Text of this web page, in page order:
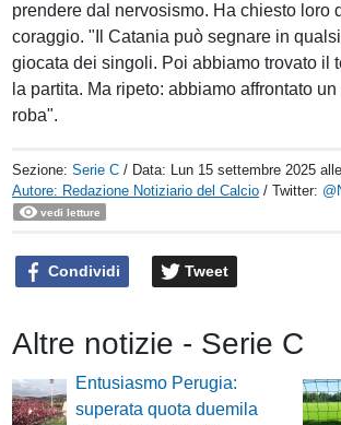
prendere dal nervosismo. Ha chiesto loro
coraggio. "Il Catania può segnare in
giocata dei singoli. Poi abbiamo trovato il
la partita. Ma ripeto: abbiamo affrontato
roba".
Sezione:Serie C / Data: Lun 15 settembre 2025
Autore: Redazione Notiziario del Calcio / Twitter:
vedi letture
Condividi Tweet
Altre notizie - Serie C
Entusiasmo Perugia:
superata quota duemila